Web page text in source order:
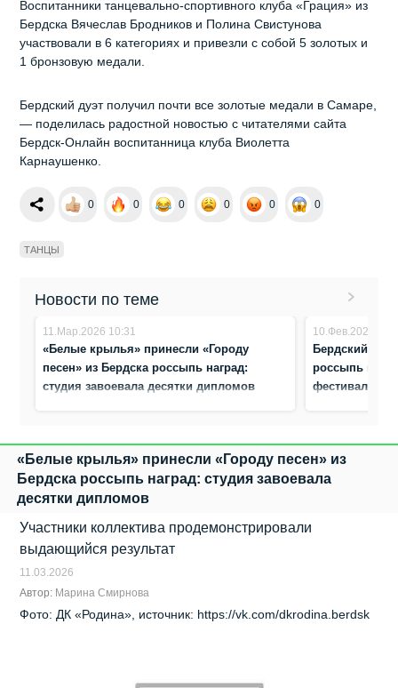
Воспитанники танцевально-спортивного клуба «Грация» из
Бердска Вячеслав Бродников и Полина Свистунова
участвовали в 6 категориях и привезли с собой 5 золотых и
1 бронзовую медали.
Бердский дуэт получил почти все золотые медали в Самаре,
— поделилась радостной новостью с читателями сайта
Бердск-Онлайн воспитанница клуба Виолетта
Карнаушенко.
0 0 0 0 0 0
ТАНЦЫ
Новости по теме
11.Мар.2026 10:31
«Белые крылья» принесли «Городу
песен» из Бердска россыпь наград:
студия завоевала десятки дипломов
10.Фев.2026
Бердский
россыпь
фестивале в
«Белые крылья» принесли «Городу песен» из
Бердска россыпь наград: студия завоевала
десятки дипломов
Участники коллектива продемонстрировали
выдающийся результат
11.03.2026
Автор: Марина Смирнова
Фото: ДК «Родина», источник: https://vk.com/dkrodina.berdsk